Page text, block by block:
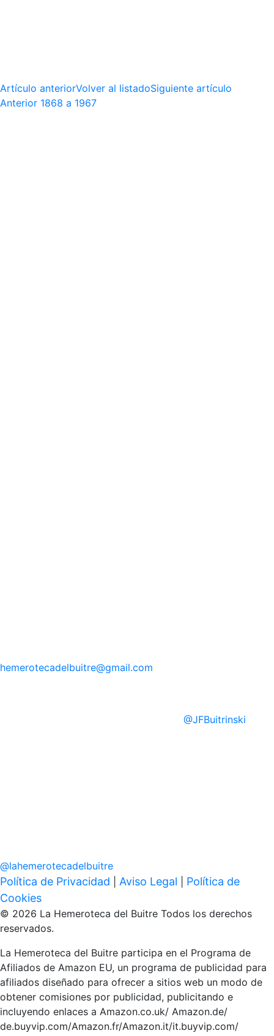
Artículo anteriorVolver al listadoSiguiente artículo
Anterior 1868 a 1967
hemerotecadelbuitre@gmail.com
@JFBuitrinski
@lahemerotecadelbuitre
Política de Privacidad Aviso Legal
Política de
Cookies
© 2026 La Hemeroteca del Buitre Todos los derechos
reservados.
La Hemeroteca del Buitre participa en el Programa de
Afiliados de Amazon EU, un programa de publicidad para
afiliados diseñado para ofrecer a sitios web un modo de
obtener comisiones por publicidad, publicitando e
incluyendo enlaces a Amazon.co.uk/ Amazon.de/
de.buyvip.com/Amazon.fr/Amazon.it/it.buyvip.com/